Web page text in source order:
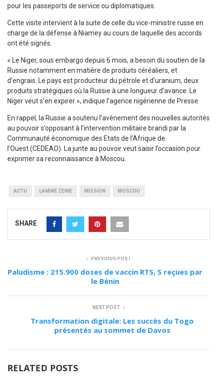
pour les passeports de service ou diplomatiques.
Cette visite intervient à la suite de celle du vice-ministre russe en
charge de la défense à Niamey au cours de laquelle des accords
ont été signés.
« Le Niger, sous embargo depuis 6 mois, a besoin du soutien de la
Russie notamment en matière de produits céréaliers, et
d’engrais. Le pays est producteur du pétrole et d’uranium, deux
produits stratégiques où la Russie à une longueur d’avance. Le
Niger veut s’en expirer », indique l’agence nigérienne de Presse.
En rappel, la Russie a soutenu l’avènement des nouvelles autorités
au pouvoir s’opposant à l’intervention militaire brandi par la
Communauté économique des Etats de l’Afrique de
l’Ouest (CEDEAO). La junte au pouvoir veut saisir l’occasion pour
exprimer sa reconnaissance à Moscou.
ACTU LAMINE ZEINE MISSION MOSCOU
SHARE
PREVIOUS POST
Paludisme : 215.900 doses de vaccin RTS, S reçues par
le Bénin
NEXT POST
Transformation digitale: Les succès du Togo
présentés au sommet de Davos
RELATED POSTS